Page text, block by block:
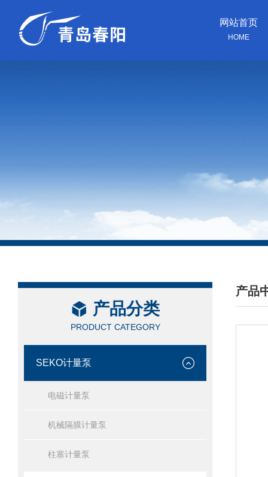
网站首页
HOME
产品分类
PRODUCT CATEGORY
SEKO计量泵
电磁计量泵
机械隔膜计量泵
柱塞计量泵
产品
/